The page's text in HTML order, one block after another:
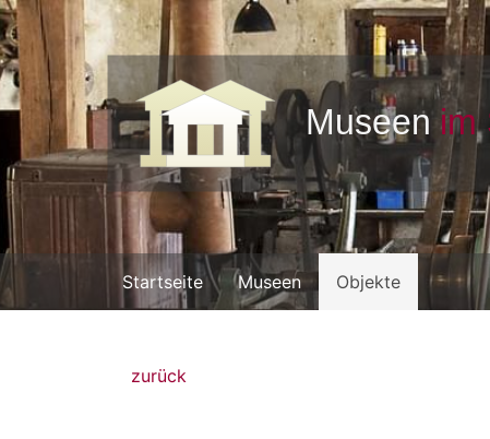
Startseite Museen Objekte
zurück